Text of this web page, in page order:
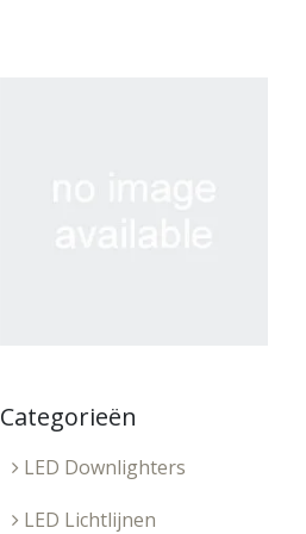
Categorieën
LED Downlighters
LED Lichtlijnen